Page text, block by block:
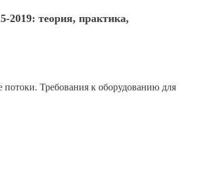
2019: теория, практика,
Требования к оборудованию для